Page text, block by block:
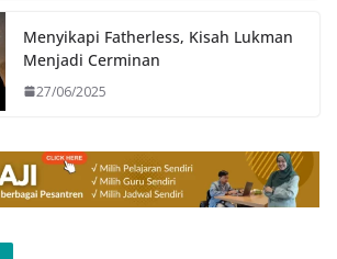
Menyikapi Fatherless, Kisah Lukman
Menjadi Cerminan
27/06/2025